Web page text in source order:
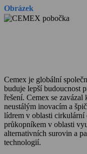
Obrázek
Cemex je globální
buduje lepší budoucnost
řešení. Cemex se
neustálým inovacím a
lídrem v oblasti cirkulární
průkopníkem v oblasti
alternativních surovin a
technologií.